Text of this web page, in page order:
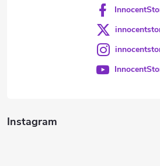
Instagram